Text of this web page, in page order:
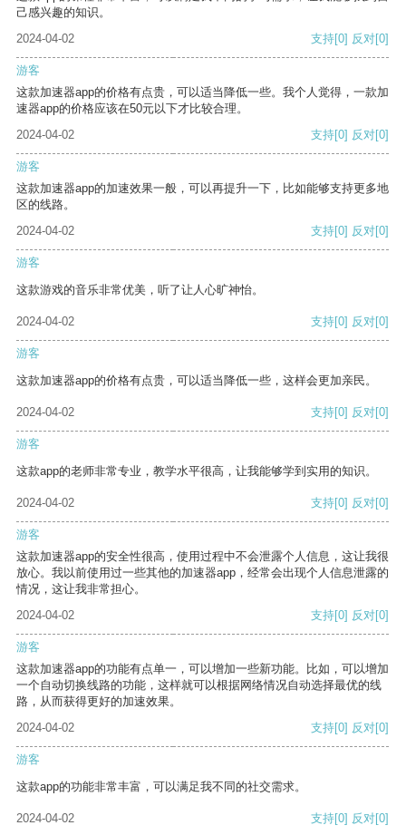
己感兴趣的知识。
2024-04-02
支持[0] 反对[0]
游客
这款加速器app的价格有点贵，可以适当降低一些。我个人觉得，一款加
速器app的价格应该在50元以下才比较合理。
2024-04-02
支持[0] 反对[0]
游客
这款加速器app的加速效果一般，可以再提升一下，比如能够支持更多地
区的线路。
2024-04-02
支持[0] 反对[0]
游客
这款游戏的音乐非常优美，听了让人心旷神怡。
2024-04-02 支持[0] 反对[0]
游客
这款加速器app的价格有点贵，可以适当降低一些，这样会更加亲民。
2024-04-02 支持[0] 反对[0]
游客
这款app的老师非常专业，教学水平很高，让我能够学到实用的知识。
2024-04-02 支持[0] 反对[0]
游客
这款加速器app的安全性很高，使用过程中不会泄露个人信息，这让我很
放心。我以前使用过一些其他的加速器app，经常会出现个人信息泄露的
情况，这让我非常担心。
2024-04-02
支持[0] 反对[0]
游客
这款加速器app的功能有点单一，可以增加一些新功能。比如，可以增加
一个自动切换线路的功能，这样就可以根据网络情况自动选择最优的线
路，从而获得更好的加速效果。
2024-04-02
支持[0] 反对[0]
游客
这款app的功能非常丰富，可以满足我不同的社交需求。
2024-04-02 支持[0] 反对[0]